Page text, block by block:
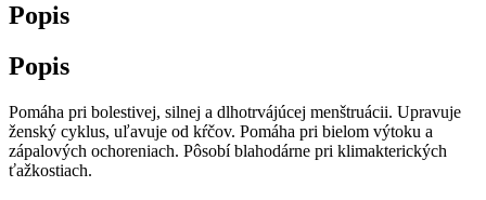
Popis
Popis
Pomáha pri bolestivej, silnej a dlhotrvájúcej menštruácii. Upravuje
ženský cyklus, uľavuje od kŕčov. Pomáha pri bielom výtoku a
zápalových ochoreniach. Pôsobí blahodárne pri klimakterických
ťažkostiach.